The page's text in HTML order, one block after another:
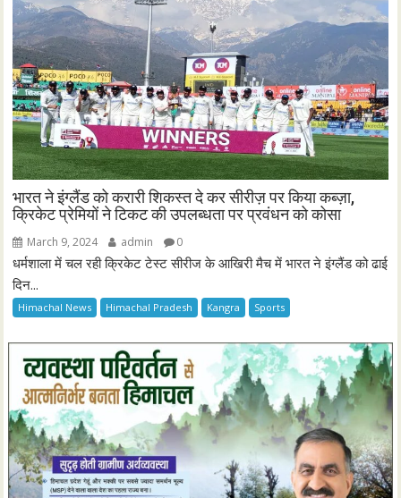
भारत ने इंग्लैंड को करारी शिकस्त दे कर सीरीज़ पर किया कब्ज़ा,
क्रिकेट प्रेमियों ने टिकट की उपलब्धता पर प्रवंधन को कोसा
March 9, 2024 admin 0
धर्मशाला में चल रही क्रिकेट टेस्ट सीरीज के आखिरी मैच में भारत ने इंग्लैंड को ढाई
दिन...
Himachal News Himachal Pradesh Kangra Sports